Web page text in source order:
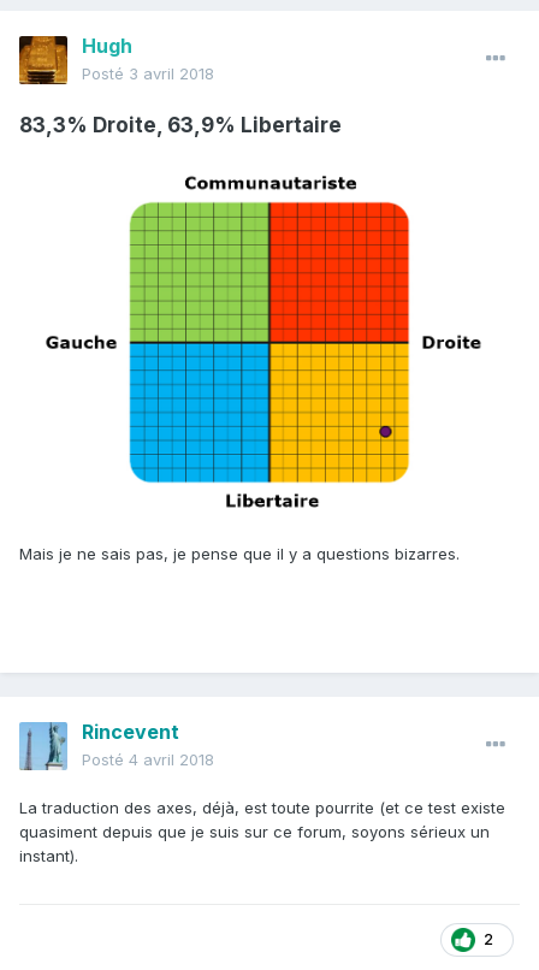
Hugh
Posté 3 avril 2018
83,3% Droite, 63,9% Libertaire
Mais je ne sais pas, je pense que il y a questions bizarres.
Rincevent
Posté 4 avril 2018
La traduction des axes, déjà, est toute pourrite (et ce test existe
quasiment depuis que je suis sur ce forum, soyons sérieux un
instant).
2